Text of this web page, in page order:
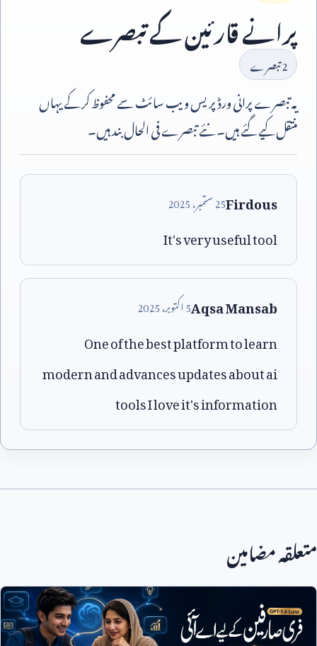
پرانے قارئین کے تبصرے
2تبصرے
یہ تبصرے پرانی ورڈپریس ویب سائٹ سے محفوظ کر کے یہاں
منتقل کیے گئے ہیں۔ نئے تبصرے فی الحال بند ہیں۔
Firdous
25ستمبر،2025
It's very useful tool
Aqsa Mansab
5اکتوبر،2025
One of the best platform to learn
modern and advances updates about ai
tools I love it's information
متعلقہ مضامین